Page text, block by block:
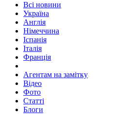
Всі новини
Україна
Англія
Німеччина
Іспанія
Італія
Франція
Агентам на замітку
Відео
Фото
Статті
Блоги